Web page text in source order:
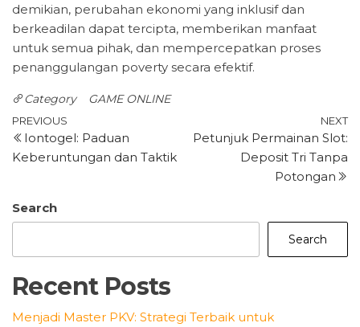
demikian, perubahan ekonomi yang inklusif dan
berkeadilan dapat tercipta, memberikan manfaat
untuk semua pihak, dan mempercepatkan proses
penanggulangan poverty secara efektif.
Category GAME ONLINE
Post
navigation
Previous
Post
PREVIOUS
Iontogel: Paduan
Keberuntungan dan Taktik
NEXT
Petunjuk Permainan Slot:
Deposit Tri Tanpa
Potongan
Search
Search
Recent Posts
Menjadi Master PKV: Strategi Terbaik untuk